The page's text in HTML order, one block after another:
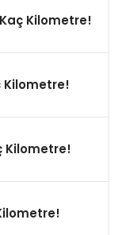
Kilometre!
Kilometre!
Kilometre!